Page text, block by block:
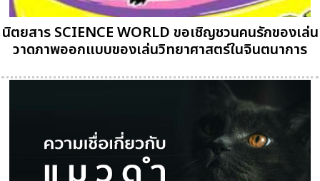
นิตยสาร SCIENCE WORLD ขอเชิญชวนคนรักของเล่น
วาดภาพออกแบบของเล่นวิทยาศาสตร์ในจินตนาการ